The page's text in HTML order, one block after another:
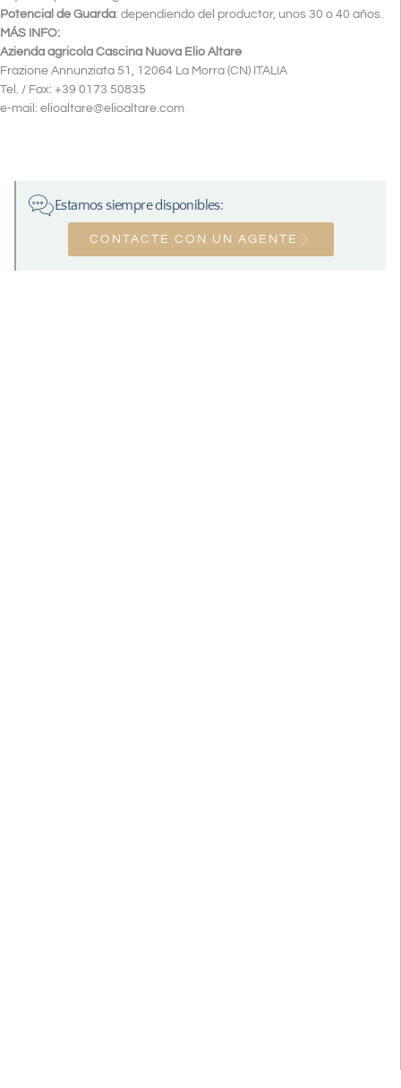
Potencial de Guarda: dependiendo del productor, unos 30 o 40 años.
MÁS INFO:
Azienda agricola Cascina Nuova Elio Altare
Frazione Annunziata 51, 12064 La Morra (CN) ITALIA
Tel. / Fax: +39 0173 50835
e-mail: elioaltare@elioaltare.com
Estamos siempre disponibles:
CONTACTE CON UN AGENTE